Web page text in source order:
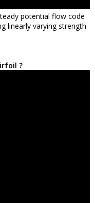
potential flow code
linearly varying strength
?